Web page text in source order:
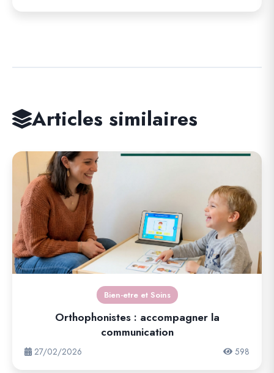
Articles similaires
Bien-etre et Soins
Orthophonistes : accompagner la
communication
27/02/2026 598